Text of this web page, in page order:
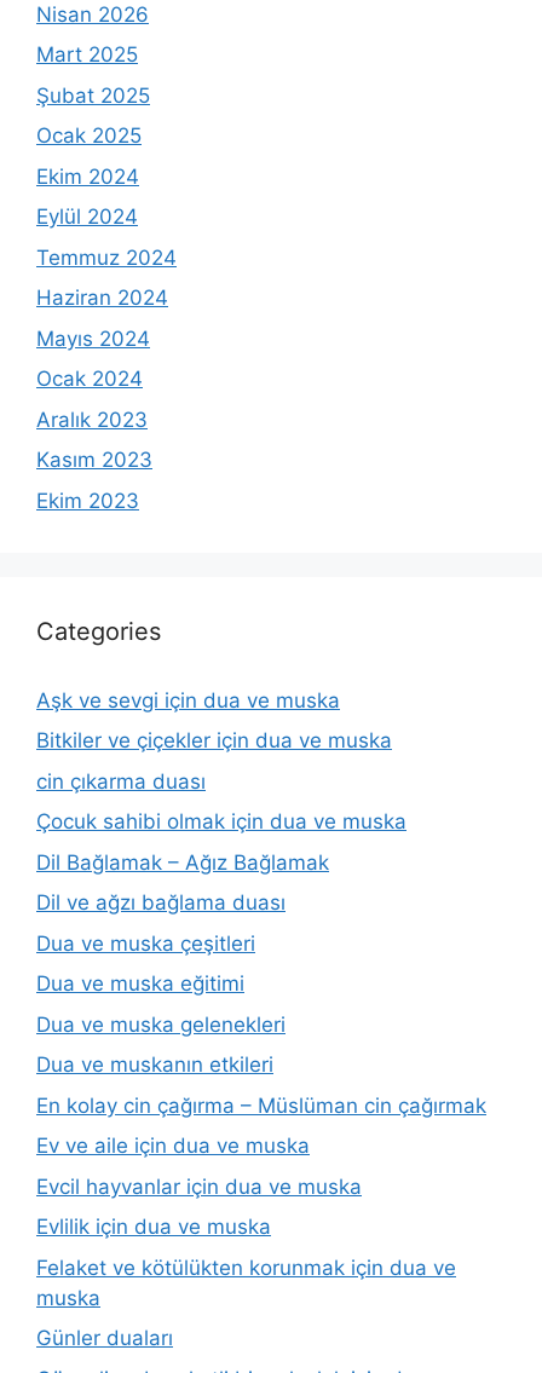
Nisan 2026
Mart 2025
Şubat 2025
Ocak 2025
Ekim 2024
Eylül 2024
Temmuz 2024
Haziran 2024
Mayıs 2024
Ocak 2024
Aralık 2023
Kasım 2023
Ekim 2023
Categories
Aşk ve sevgi için dua ve muska
Bitkiler ve çiçekler için dua ve muska
cin çıkarma duası
Çocuk sahibi olmak için dua ve muska
Dil Bağlamak – Ağız Bağlamak
Dil ve ağzı bağlama duası
Dua ve muska çeşitleri
Dua ve muska eğitimi
Dua ve muska gelenekleri
Dua ve muskanın etkileri
En kolay cin çağırma – Müslüman cin çağırmak
Ev ve aile için dua ve muska
Evcil hayvanlar için dua ve muska
Evlilik için dua ve muska
Felaket ve kötülükten korunmak için dua ve
muska
Günler duaları